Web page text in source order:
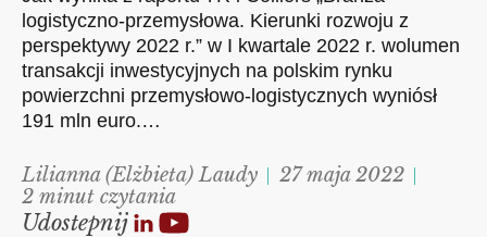
logistyczno-przemysłowa. Kierunki rozwoju z
perspektywy 2022 r.” w I kwartale 2022 r. wolumen
transakcji inwestycyjnych na polskim rynku
powierzchni przemysłowo-logistycznych wyniósł
191 mln euro.…
Lilianna (Elżbieta) Laudy
27 maja 2022
2 minut czytania
Udostepnij